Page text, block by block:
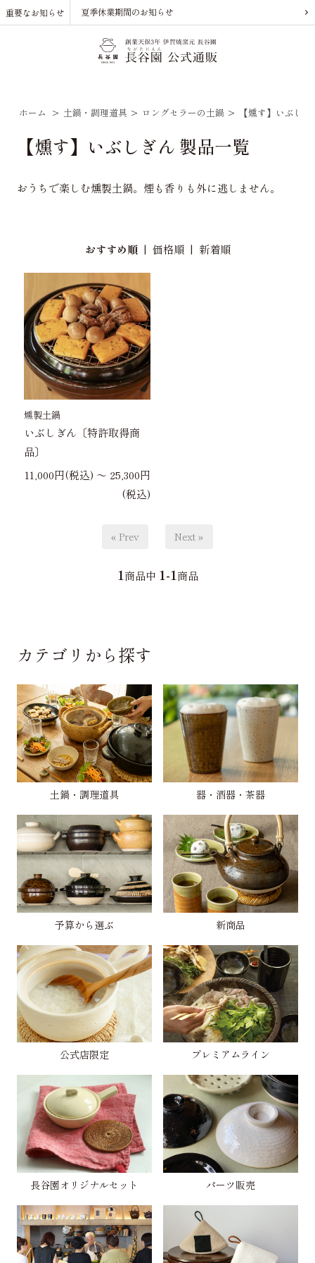
重要なお知らせ 夏季休業期間のお知らせ
ホーム > 土鍋・調理道具 > ロングセラーの土鍋 > 【燻す】いぶしぎ
【燻す】いぶしぎん 製品一覧
おうちで楽しむ燻製土鍋。煙も香りも外に逃しません。
おすすめ順| 価格順| 新着順
燻製土鍋
いぶしぎん〔特許取得商
品〕
11,000円(税込) 〜 25,300円
(税込)
« Prev Next »
1商品中 1-1商品
カテゴリから探す
土鍋・調理道具 器・酒器・茶器
予算から選ぶ 新商品
公式店限定 プレミアムライン
長谷園オリジナルセット パーツ販売